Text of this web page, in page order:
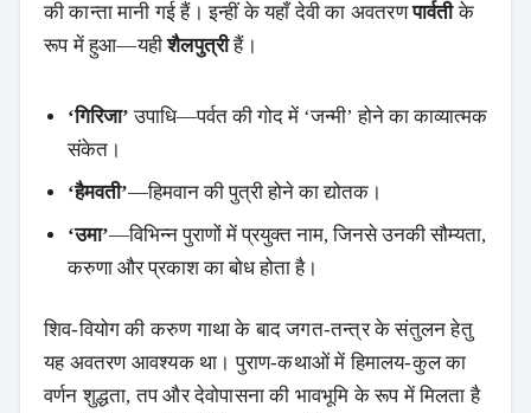
की कान्ता मानी गई हैं। इन्हीं के यहाँ देवी का अवतरणपार्वतीके
रूप में हुआ—यहीशैलपुत्रीहैं।
‘गिरिजा’ उपाधि—पर्वत की गोद में ‘जन्मी’ होने का काव्यात्मक
संकेत।
‘हैमवती’—हिमवान की पुत्री होने का द्योतक।
‘उमा’—विभिन्न पुराणों में प्रयुक्त नाम, जिनसे उनकी सौम्यता,
करुणा और प्रकाश का बोध होता है।
शिव‑वियोग की करुण गाथा के बाद जगत‑तन्त्र के संतुलन हेतु
यह अवतरण आवश्यक था। पुराण‑कथाओं में हिमालय‑कुल का
वर्णन शुद्धता, तप और देवोपासना की भावभूमि के रूप में मिलता है